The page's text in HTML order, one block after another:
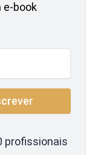
e-book
profissionais